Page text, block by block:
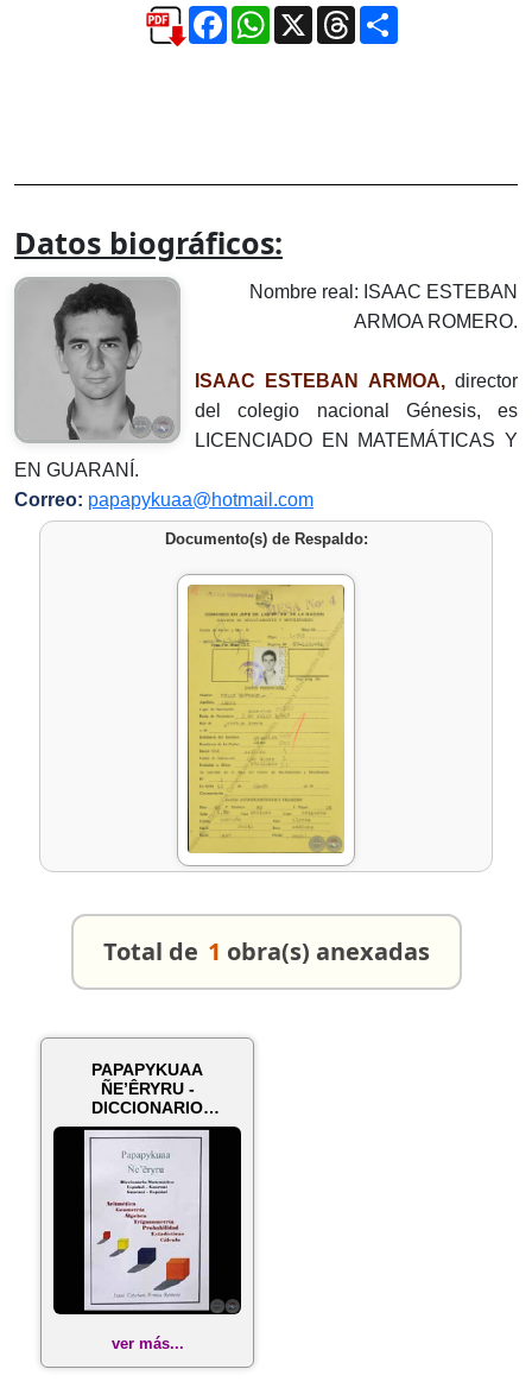
FacebookWhatsApp
X ThreadsCompartir
Datos biográficos:
Nombre real: ISAAC ESTEBAN
ARMOA ROMERO.
ISAAC ESTEBAN ARMOA, director
del colegio nacional Génesis, es
LICENCIADO EN MATEMÁTICAS Y
EN GUARANÍ.
Correo: papapykuaa@hotmail.com
Documento(s) de Respaldo:
Total de 1 obra(s) anexadas
PAPAPYKUAA
ÑE’ÊRYRU -
DICCIONARIO
MATEMÁTICO
ESPAÑOL - GUARANÍ
(...
ver más...